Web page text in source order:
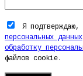
Я
персональных данных
обработку
файлов cookie.